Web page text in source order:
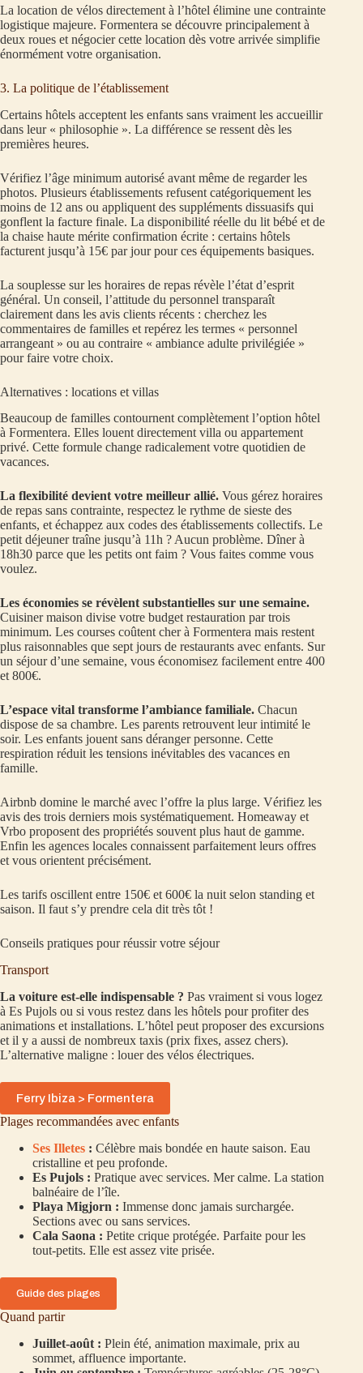
La location de vélos directement à l’hôtel élimine une contrainte
logistique majeure. Formentera se découvre principalement à
deux roues et négocier cette location dès votre arrivée simplifie
énormément votre organisation.
3. La politique de l’établissement
Certains hôtels acceptent les enfants sans vraiment les accueillir
dans leur « philosophie ». La différence se ressent dès les
premières heures.
Vérifiez l’âge minimum autorisé avant même de regarder les
photos. Plusieurs établissements refusent catégoriquement les
moins de 12 ans ou appliquent des suppléments dissuasifs qui
gonflent la facture finale. La disponibilité réelle du lit bébé et de
la chaise haute mérite confirmation écrite : certains hôtels
facturent jusqu’à 15€ par jour pour ces équipements basiques.
La souplesse sur les horaires de repas révèle l’état d’esprit
général. Un conseil, l’attitude du personnel transparaît
clairement dans les avis clients récents : cherchez les
commentaires de familles et repérez les termes « personnel
arrangeant » ou au contraire « ambiance adulte privilégiée »
pour faire votre choix.
Alternatives : locations et villas
Beaucoup de familles contournent complètement l’option hôtel
à Formentera. Elles louent directement villa ou appartement
privé. Cette formule change radicalement votre quotidien de
vacances.
La flexibilité devient votre meilleur allié. Vous gérez horaires
de repas sans contrainte, respectez le rythme de sieste des
enfants, et échappez aux codes des établissements collectifs. Le
petit déjeuner traîne jusqu’à 11h ? Aucun problème. Dîner à
18h30 parce que les petits ont faim ? Vous faites comme vous
voulez.
Les économies se révèlent substantielles sur une semaine.
Cuisiner maison divise votre budget restauration par trois
minimum. Les courses coûtent cher à Formentera mais restent
plus raisonnables que sept jours de restaurants avec enfants. Sur
un séjour d’une semaine, vous économisez facilement entre 400
et 800€.
L’espace vital transforme l’ambiance familiale. Chacun
dispose de sa chambre. Les parents retrouvent leur intimité le
soir. Les enfants jouent sans déranger personne. Cette
respiration réduit les tensions inévitables des vacances en
famille.
Airbnb domine le marché avec l’offre la plus large. Vérifiez les
avis des trois derniers mois systématiquement. Homeaway et
Vrbo proposent des propriétés souvent plus haut de gamme.
Enfin les agences locales connaissent parfaitement leurs offres
et vous orientent précisément.
Les tarifs oscillent entre 150€ et 600€ la nuit selon standing et
saison. Il faut s’y prendre cela dit très tôt !
Conseils pratiques pour réussir votre séjour
Transport
La voiture est-elle indispensable ? Pas vraiment si vous logez
à Es Pujols ou si vous restez dans les hôtels pour profiter des
animations et installations. L’hôtel peut proposer des excursions
et il y a aussi de nombreux taxis (prix fixes, assez chers).
L’alternative maligne : louer des vélos électriques.
Ferry Ibiza > Formentera
Plages recommandées avec enfants
Ses Illetes : Célèbre mais bondée en haute saison. Eau
cristalline et peu profonde.
Es Pujols : Pratique avec services. Mer calme. La station
balnéaire de l’île.
Playa Migjorn : Immense donc jamais surchargée.
Sections avec ou sans services.
Cala Saona : Petite crique protégée. Parfaite pour les
tout-petits. Elle est assez vite prisée.
Guide des plages
Quand partir
Juillet-août : Plein été, animation maximale, prix au
sommet, affluence importante.